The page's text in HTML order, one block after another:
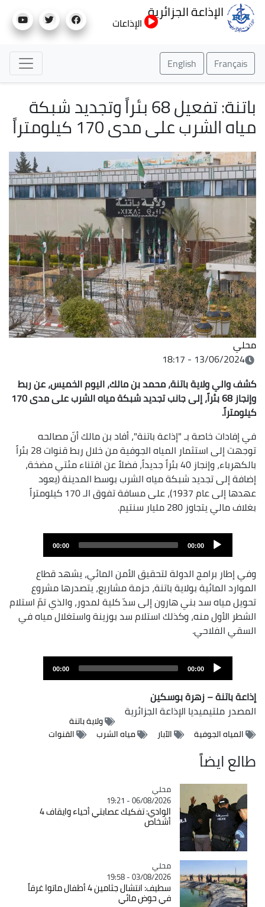
إلى
الإذاعة الجزائرية
الإذاعات
Français
English
باتنة: تفعيل 68 بئراً وتجديد شبكة
مياه الشرب على مدى 170 كيلومتراً
محلي
13/06/2024 - 18:17
كشف والي ولاية باتنة، محمد بن مالك، اليوم الخميس، عن ربط
وإنجاز 68 بئراً، إلى جانب تجديد شبكة مياه الشرب على مدى 170
كيلومتراً.
في إفادات خاصة بـ "إذاعة باتنة"، أفاد بن مالك أنّ مصالحه
توجهت إلى استثمار المياه الجوفية من خلال ربط قنوات 28 بئراً
بالكهرباء، وإنجاز 40 بئراً جديداً، فضلاً عن اقتناء مئتي مضخة،
إضافة إلى تجديد شبكة مياه الشرب بوسط المدينة (يعود
عهدها إلى عام 1937)، على مسافة تفوق الـ 170 كيلومتراً
بغلاف مالي يتجاوز 280 مليار سنتيم.
00:00
00:00
وفي إطار برامج الدولة لتحقيق الأمن المائي، يشهد قطاع
الموارد المائية بولاية باتنة، حزمة مشاريع، يتصدرها مشروع
تحويل مياه سد بني هارون إلى سدّ كلية لمدور، والذي تمّ استلام
الشطر الأول منه، وكذلك استلام سد بوزينة واستغلال مياه في
السقي الفلاحي.
00:00
00:00
إذاعة باتنة – زهرة بوسكين
المصدرملتيميديا الإذاعة الجزائرية
ولاية باتنة
المياه الجوفية
الآبار مياه الشرب القنوات
طالع ايضاً
Catégorie
محلي
06/08/2026 - 19:21
الوادي: تفكيك عصابتي أحياء وايقاف 4
أشخاص
Catégorie
محلي
03/08/2026 - 19:58
سطيف: انتشال جثامين 4 أطفال ماتوا غرقاً
في حوض مائي